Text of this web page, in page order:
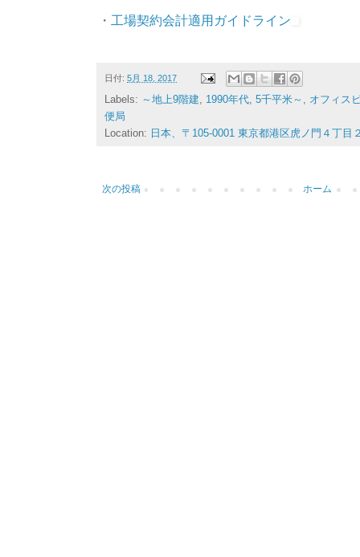
・ 工場契約会計適用ガイドライン
日付: 5月 18, 2017
Labels: ～地上9階建, 1990年代, 5千平米～ , オフィス
便局
Location: 日本、〒105-0001 東京都港区虎ノ門４丁目
次の投稿 ホーム